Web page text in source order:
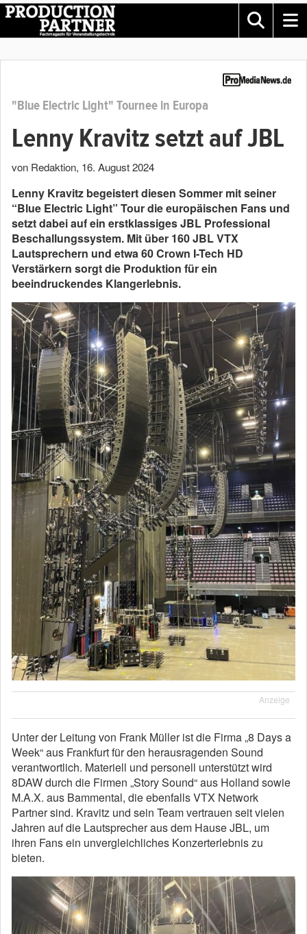
"Blue Electric Light" Tournee in Europa
Lenny Kravitz setzt auf JBL
von Redaktion, 16. August 2024
Lenny Kravitz begeistert diesen Sommer mit seiner
“Blue Electric Light” Tour die europäischen Fans und
setzt dabei auf ein erstklassiges JBL Professional
Beschallungssystem. Mit über 160 JBL VTX
Lautsprechern und etwa 60 Crown I-Tech HD
Verstärkern sorgt die Produktion für ein
beeindruckendes Klangerlebnis.
Anzeige
Unter der Leitung von Frank Müller ist die Firma „8 Days a
Week“ aus Frankfurt für den herausragenden Sound
verantwortlich. Materiell und personell unterstützt wird
8DAW durch die Firmen „Story Sound“ aus Holland sowie
M.A.X. aus Bammental, die ebenfalls VTX Network
Partner sind. Kravitz und sein Team vertrauen seit vielen
Jahren auf die Lautsprecher aus dem Hause JBL, um
ihren Fans ein unvergleichliches Konzerterlebnis zu
bieten.